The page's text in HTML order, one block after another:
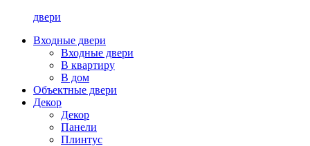
двери
Входные двери
Входные двери
В квартиру
В дом
Объектные двери
Декор
Декор
Панели
Плинтус